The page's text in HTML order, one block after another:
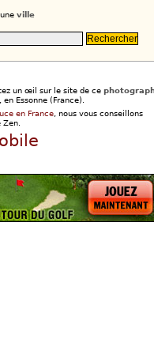
, une ville
un œil sur le site de ce
, en Essonne (France).
en France, nous vous conseillons